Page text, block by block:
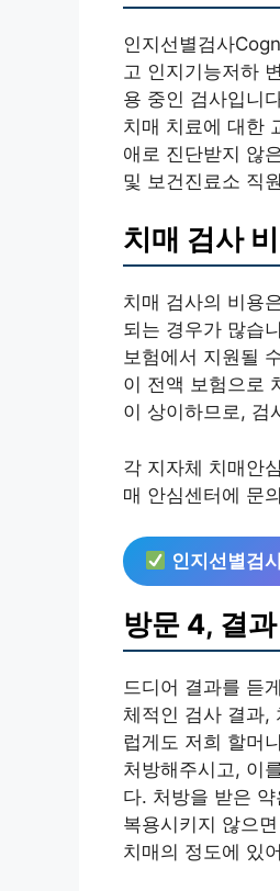
인지선별검사
고 인지기능저하
용 중인 검사입니
치매 치료에 대한
애로 진단받지 않
및 보건진료소 직
치매 검사
치매 검사의 비용
되는 경우가 많습
보험에서 지원될
이 전액 보험으로
이 상이하므로, 검
각 지자체 치매안
매 안심센터에 문
인지선별검
방문 4, 결
드디어 결과를 듣
체적인 검사 결과,
럽게도 저희 할머
처방해주시고, 이
다. 처방을 받은
복용시키지 않으
치매의 정도에 있